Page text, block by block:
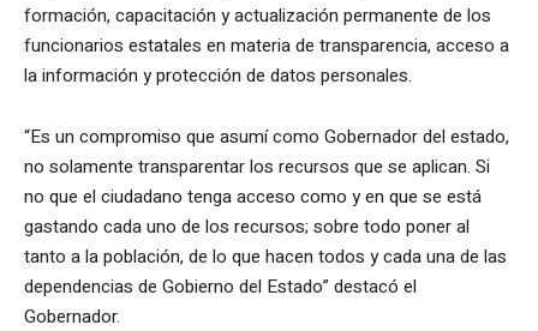
formación, capacitación y actualización permanente de los
funcionarios estatales en materia de transparencia, acceso a
la información y protección de datos personales.
“Es un compromiso que asumí como Gobernador del estado,
no solamente transparentar los recursos que se aplican. Si
no que el ciudadano tenga acceso como y en que se está
gastando cada uno de los recursos; sobre todo poner al
tanto a la población, de lo que hacen todos y cada una de las
dependencias de Gobierno del Estado” destacó el
Gobernador.